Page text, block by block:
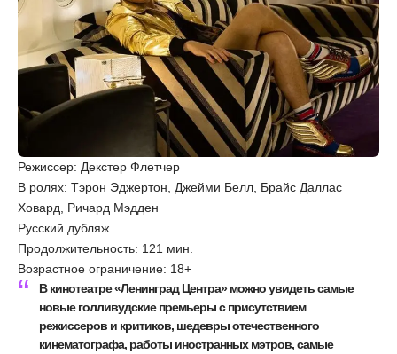
Режиссер: Декстер Флетчер
В ролях: Тэрон Эджертон, Джейми Белл, Брайс Даллас
Ховард, Ричард Мэдден
Русский дубляж
Продолжительность: 121 мин.
Возрастное ограничение: 18+
В кинотеатре «Ленинград Центра» можно увидеть самые
новые голливудские премьеры с присутствием
режиссеров и критиков, шедевры отечественного
кинематографа, работы иностранных мэтров, самые